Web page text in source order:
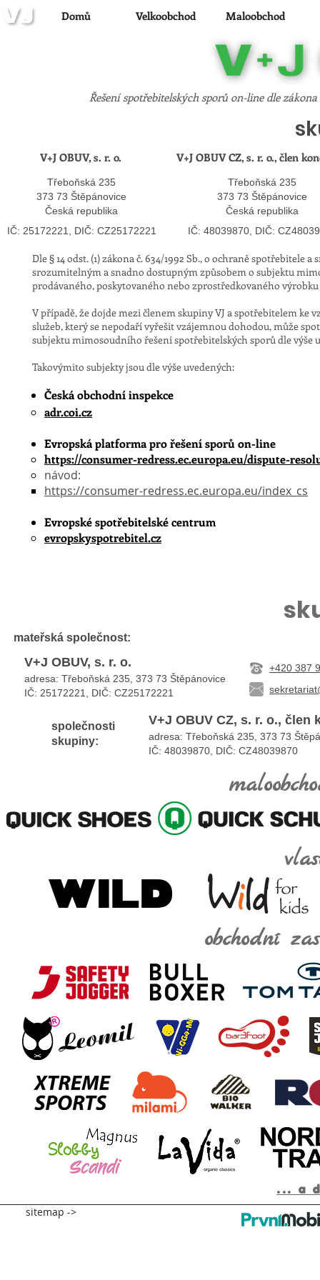
Domů Velkoobchod Maloobchod
Řešení spotřebitelských sporů on-line dle zákona
V+J OBUV, s. r. o. V+J OBUV CZ, s. r. o., člen
Třeboňská 235
373 73 Štěpánovice
Česká republika
IČ: 25172221, DIČ: CZ25172221
Třeboňská 235
373 73 Štěpánovice
Česká republika
IČ: 48039870, DIČ:
Dle § 14 odst. (1) zákona č. 634/1992 Sb., o ochraně
srozumitelným a snadno dostupným způsobem o subjektu
prodávaného, poskytovaného nebo zprostředkovaného
V případě, že dojde mezi členem skupiny VJ a spotřebitelem
služeb, který se nepodaří vyřešit vzájemnou dohodou, může
subjektu mimosoudního řešení spotřebitelských sporů dle výše
Takovýmito subjekty jsou dle výše uvedených:
​Česká obchodní inspekce
​adr.coi.cz
Evropská platforma pro řešení sporů on-line
https://consumer-redress.ec.europa.eu/dispute-
návod:
https://consumer-redress.ec.europa.eu/index_cs
Evropské spotřebitelské centrum
evropskyspotrebitel.cz
mateřská společnost:
V+J OBUV, s. r. o.
adresa: Třeboňská 235, 373 73 Štěpánovice
IČ: 25172221, DIČ: CZ25172221
+420 387
společnosti
skupiny:
V+J OBUV CZ, s. r. o., člen
adresa: Třeboňská 235, 373 73
IČ: 48039870, DIČ: CZ48039870
obchodní
... a
sitemap ->